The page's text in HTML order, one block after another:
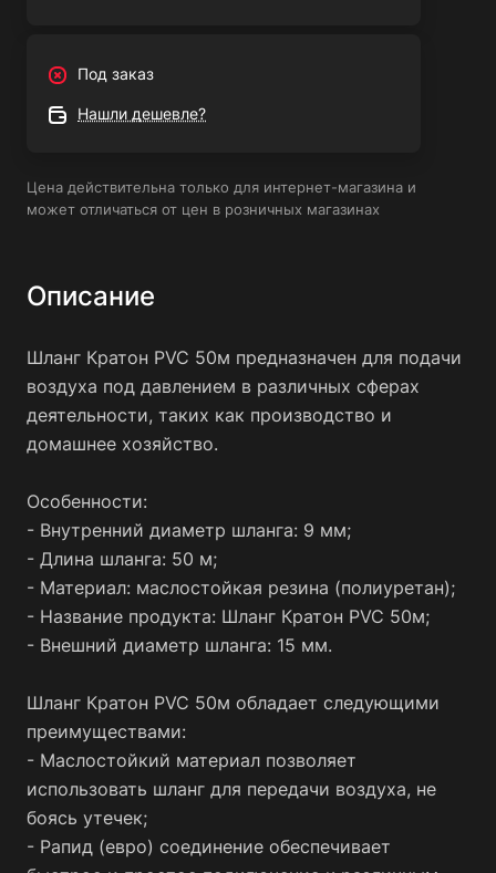
Под заказ
Нашли дешевле?
Цена действительна только для интернет-магазина и
может отличаться от цен в розничных магазинах
Описание
Шланг Кратон PVC 50м предназначен для подачи
воздуха под давлением в различных сферах
деятельности, таких как производство и
домашнее хозяйство.
Особенности:
- Внутренний диаметр шланга: 9 мм;
- Длина шланга: 50 м;
- Материал: маслостойкая резина (полиуретан);
- Название продукта: Шланг Кратон PVC 50м;
- Внешний диаметр шланга: 15 мм.
Шланг Кратон PVC 50м обладает следующими
преимуществами:
- Маслостойкий материал позволяет
использовать шланг для передачи воздуха, не
боясь утечек;
- Рапид (евро) соединение обеспечивает